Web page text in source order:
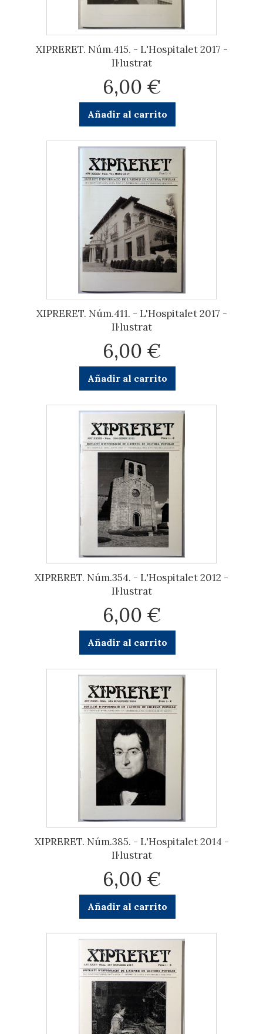
XIPRERET. Núm.415. - L'Hospitalet 2017 -
Il·lustrat
6,00 €
Añadir al carrito
XIPRERET. Núm.411. - L'Hospitalet 2017 -
Il·lustrat
6,00 €
Añadir al carrito
XIPRERET. Núm.354. - L'Hospitalet 2012 -
Il·lustrat
6,00 €
Añadir al carrito
XIPRERET. Núm.385. - L'Hospitalet 2014 -
Il·lustrat
6,00 €
Añadir al carrito